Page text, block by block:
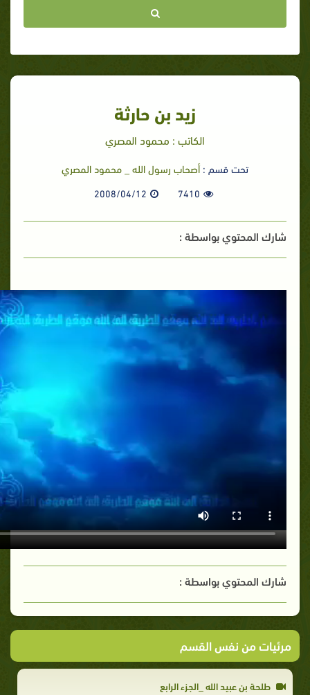
زيد بن حارثة
الكاتب : محمود المصري
تحت قسم :أصحاب رسول الله _ محمود المصري
7410
2008/04/12
شارك المحتوي بواسطة :
شارك المحتوي بواسطة :
مرئيات من نفس القسم
طلحة بن عبيد الله _الجزء الرابع